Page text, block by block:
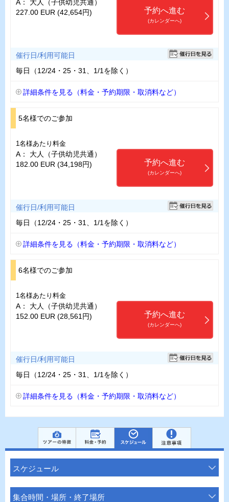
A： 大人（子供幼児共通）
227.00 EUR (42,654円)
予約へ進む
(カレンダーへ)
催行日/利用可能日
毎日（12/24・25・31、1/1を除く）
詳細条件を見る（料金・予約期限・取消料など）
5名様でのご参加
1名様あたり料金
A： 大人（子供幼児共通）
182.00 EUR (34,198円)
予約へ進む
(カレンダーへ)
催行日/利用可能日
毎日（12/24・25・31、1/1を除く）
詳細条件を見る（料金・予約期限・取消料など）
6名様でのご参加
1名様あたり料金
A： 大人（子供幼児共通）
152.00 EUR (28,561円)
予約へ進む
(カレンダーへ)
催行日/利用可能日
毎日（12/24・25・31、1/1を除く）
詳細条件を見る（料金・予約期限・取消料など）
スケジュール
集合時間・場所・終了場所